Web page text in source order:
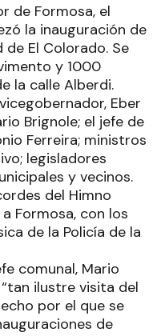
de Formosa, el
la inauguración de
El Colorado. Se
y 1000
la calle Alberdi.
Eber
Brignole; el jefe de
Ferreira; ministros
legisladores
y vecinos.
del Himno
Formosa, con los
de la Policía de la
comunal, Mario
ilustre visita del
por el que se
de